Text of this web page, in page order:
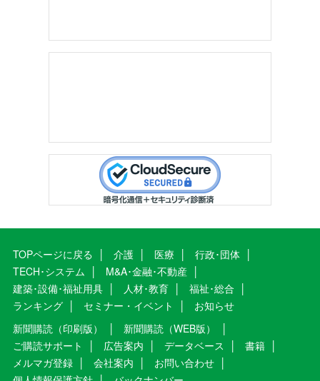
TOPページに戻る 介護 医療
行政･団体
TECH･システム
M&A･金融･不動産
建築･設備･福祉用具
人材･教育
福祉･総合
ランキング
セミナー・イベント
お知らせ
新聞購読（印刷版）
新聞購読（WEB版）
ご購読サポート
広告案内 データベース
書籍
メルマガ登録
会社案内
お問い合わせ